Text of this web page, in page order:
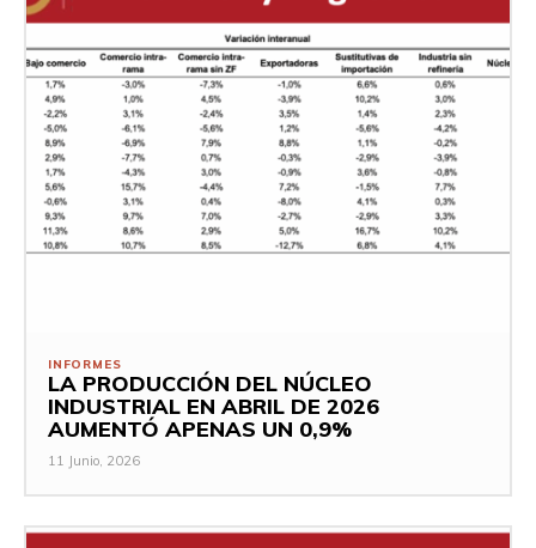
INFORMES
LA PRODUCCIÓN DEL NÚCLEO
INDUSTRIAL EN ABRIL DE 2026
AUMENTÓ APENAS UN 0,9%
11 Junio, 2026